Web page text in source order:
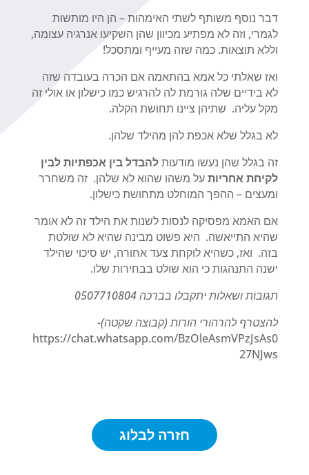
דבר נוסף משותף לשתי האימהות – הן היו מותשות
לגמרי, וזה לא מפתיע מכיוון שהן השקיעו אנרגיה עצומה,
וללא תוצאות. כמה שזה מעייף ומתסכל!
ואז שאלתי כל אמא בהתאמה אם הכרה בעובדה שזה
לא בידיים שלה גורמת לה להרגיש כמו כישלון או אולי זה
מקל עליה. שתיהן ציינו תחושת הקלה.
לא בגלל שלא אכפת להן מהילד שלהן.
זה בגלל שהן נעשו מודעותלהבדל בין אכפתיות לבין
לקיחת אחריותעל משהו שהוא לא שלהן. זה משחרר
ומעצים – ההפך המוחלט מתחושת כישלון.
אם האמא מפסיקה לנסות לשנות את הילד זה לא אומר
שהיא התייאשה. היא פשוט מבינה שהיא לא שולטת
בזה. ואז, כשהיא לוקחת צעד אחורה, יש סיכוי שהילד
ישנה התנהגות כי הוא שולט בבחירות שלו.
תגובות ושאלות יתקבלו בברכה 0507710804
להצטרף להרהורי הורות (קבוצה שקטה)-
https://chat.whatsapp.com/BzOleAsmVPzJsAs0
27NJws
חזרה לבלוג